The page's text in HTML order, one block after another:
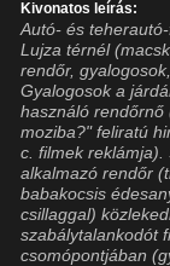
Kivonatos leírás:
Autó- és
Lujza térnél
rendőr,
Gyalogosok a
használó
moziba?" feliratú
c. filmek
alkalmazó rendőr
babakocsis
csillaggal)
szabálytalankodót
csomópontjában